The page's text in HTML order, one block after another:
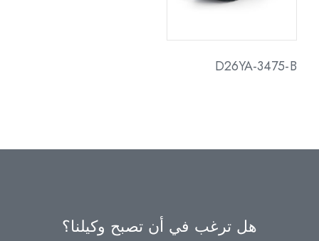
D26YA-3475-B
هل ترغب في أن تصبح وكيلنا؟